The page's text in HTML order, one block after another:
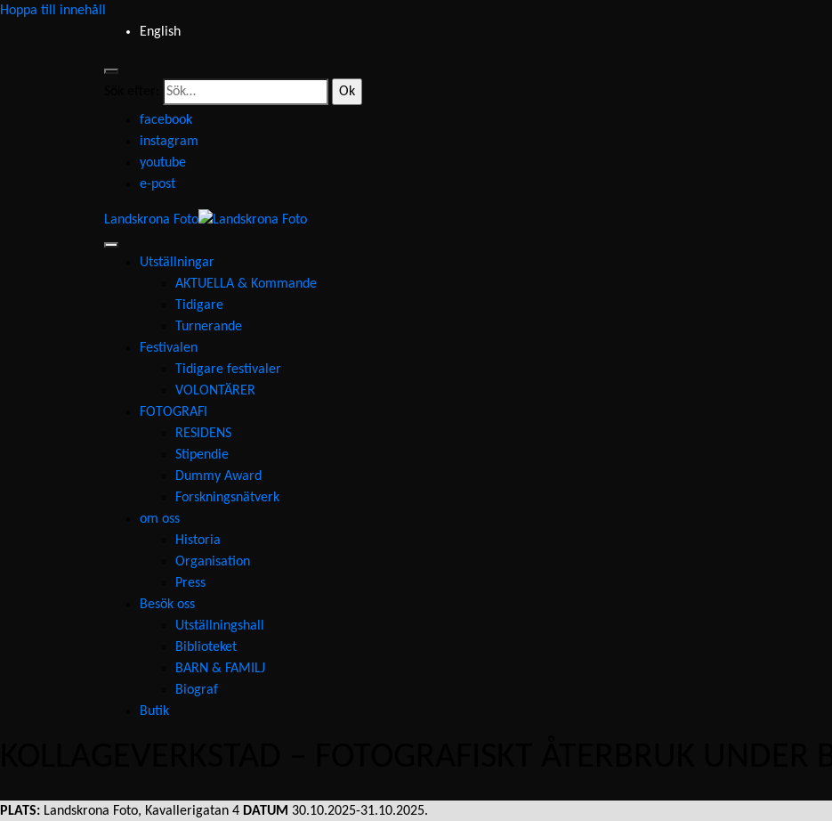
Hoppa till innehåll
English
facebook
instagram
youtube
e-post
Landskrona Foto
Utställningar
AKTUELLA & Kommande
Tidigare
Turnerande
Festivalen
Tidigare festivaler
VOLONTÄRER
FOTOGRAFI
RESIDENS
Stipendie
Dummy Award
Forskningsnätverk
om oss
Historia
Organisation
Press
Besök oss
Utställningshall
Biblioteket
BARN & FAMILJ
Biograf
Butik
PLATS: Landskrona Foto, Kavallerigatan 4 DATUM 30.10.2025-31.10.2025.